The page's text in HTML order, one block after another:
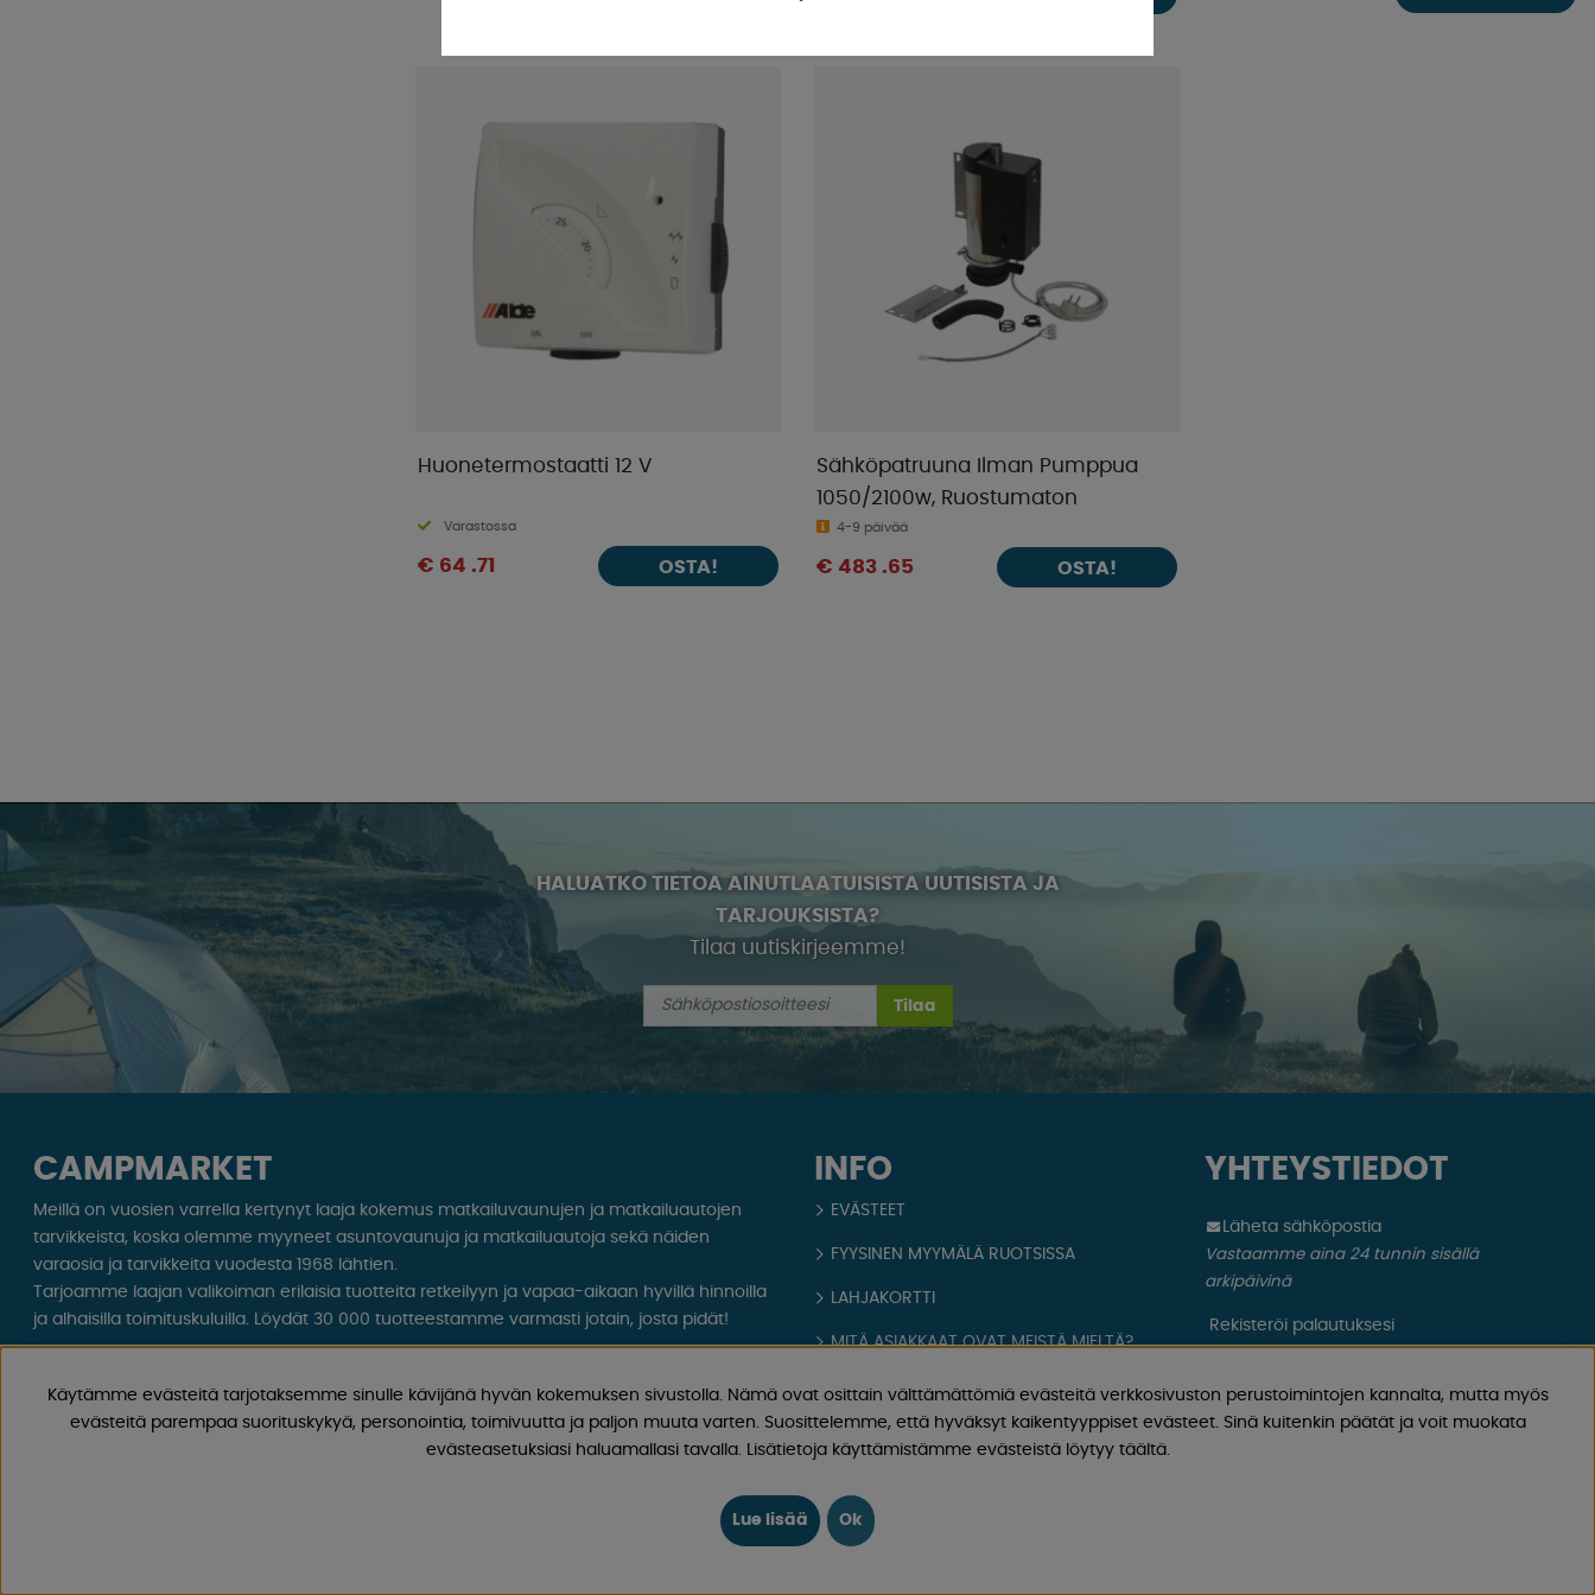
Huonetermostaatti 12 V
Varastossa
€ 64 .71 OSTA!
Sähköpatruuna Ilman Pumppua
1050/2100w, Ruostumaton
4-9 päivää
€ 483 .65 OSTA!
HALUATKO TIETOA AINUTLAATUISISTA UUTISISTA JA
TARJOUKSISTA?
Tilaa uutiskirjeemme!
Tilaa
INFO
EVÄSTEET
FYYSINEN MYYMÄLÄ RUOTSISSA
LAHJAKORTTI
MITÄ ASIAKKAAT OVAT MEISTÄ MIELTÄ?
OPPAAT
TIETOA MEISTÄ
OSTOEHDOT
YHTEYSTIEDOT
Läheta sähköpostia
Vastaamme aina 24 tunnin sisällä
arkipäivinä
Rekisteröi palautuksesi
Koskee peruutettua ostosta, virheellistä
Rekisteröi valituksesi
CAMPMARKET
Meillä on vuosien varrella kertynyt laaja kokemus matkailuvaunujen ja matkailuautojen
tarvikkeista, koska olemme myyneet asuntovaunuja ja matkailuautoja sekä näiden
varaosia ja tarvikkeita vuodesta 1968 lähtien.
Tarjoamme laajan valikoiman erilaisia ​​tuotteita retkeilyyn ja vapaa-aikaan hyvillä hinnoilla
ja alhaisilla toimituskuluilla. Löydät 30 000 tuotteestamme varmasti jotain, josta pidät!
ainutlaatuisia tarjouksia. Leirintäelämä alkaa meiltä!
Käytämme evästeitä tarjotaksemme sinulle kävijänä hyvän kokemuksen sivustolla. Nämä ovat osittain välttämättömiä evästeitä verkkosivuston perustoimintojen kannalta, mutta myös
evästeitä parempaa suorituskykyä, personointia, toimivuutta ja paljon muuta varten. Suosittelemme, että hyväksyt kaikentyyppiset evästeet. Sinä kuitenkin päätät ja voit muokata
evästeasetuksiasi haluamallasi tavalla. Lisätietoja käyttämistämme evästeistä löytyy täältä.
Lue lisää Ok